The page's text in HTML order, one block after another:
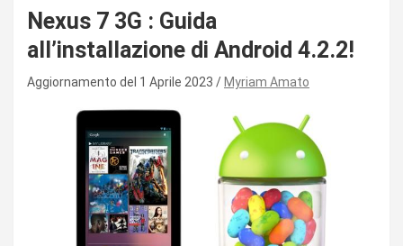
Nexus 7 3G : Guida
all’installazione di Android 4.2.2!
Aggiornamento del 1 Aprile 2023 Myriam Amato